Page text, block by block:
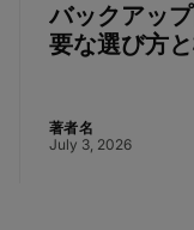
バックアッ
要な選び方
著者名
July 3, 2026